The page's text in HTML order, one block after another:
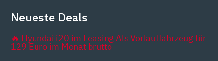
Neueste Deals
🔥 Hyundai i20 im Leasing Als Vorlauffahrzeug für
129 Euro im Monat brutto